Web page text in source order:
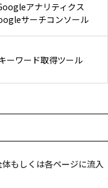
アナリティクス
サーチコンソール
ーワード取得ツール
もしくは各ページに流入